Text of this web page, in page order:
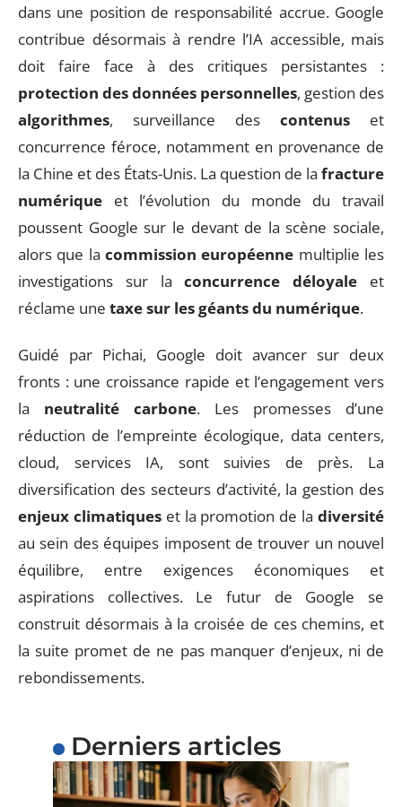
dans une position de responsabilité accrue. Google
contribue désormais à rendre l’IA accessible, mais
doit faire face à des critiques persistantes :
protection des données personnelles, gestion des
algorithmes, surveillance des contenus et
concurrence féroce, notamment en provenance de
la Chine et des États-Unis. La question de la fracture
numérique et l’évolution du monde du travail
poussent Google sur le devant de la scène sociale,
alors que la commission européenne multiplie les
investigations sur laconcurrence déloyale et
réclame une taxe sur les géants du numérique.
Guidé par Pichai, Google doit avancer sur deux
fronts : une croissance rapide et l’engagement vers
la neutralité carbone. Les promesses d’une
réduction de l’empreinte écologique, data centers,
cloud, services IA, sont suivies de près. La
diversification des secteurs d’activité, la gestion des
enjeux climatiqueset la promotion de ladiversité
au sein des équipes imposent de trouver un nouvel
équilibre, entre exigences économiques et
aspirations collectives. Le futur de Google se
construit désormais à la croisée de ces chemins, et
la suite promet de ne pas manquer d’enjeux, ni de
rebondissements.
Derniers articles